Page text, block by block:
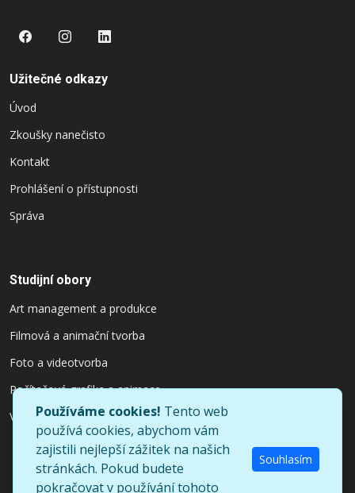
Užitečné odkazy
Úvod
Zkoušky nanečisto
Kontakt
Prohlášení o přístupnosti
Správa
Studijní obory
Art management a produkce
Filmová a animační tvorba
Foto a videotvorba
Počítačová grafika a animace
Výtvarnictví a užitý design
Používáme cookies! Tento web
používá cookies, abychom vám
zajistili nejlepší zážitek na našich
stránkách. Pokud budete
pokračovat v používání tohoto
Souhlasím